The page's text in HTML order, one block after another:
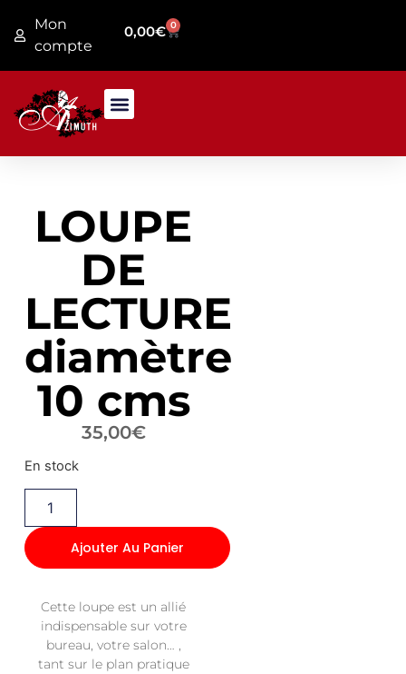
0,00€ 0
Mon
compte
LOUPE
DE
LECTURE
diamètre
10 cms
35,00€
En stock
Ajouter Au Panier
Cette loupe est un allié
indispensable sur votre
bureau, votre salon… ,
tant sur le plan pratique